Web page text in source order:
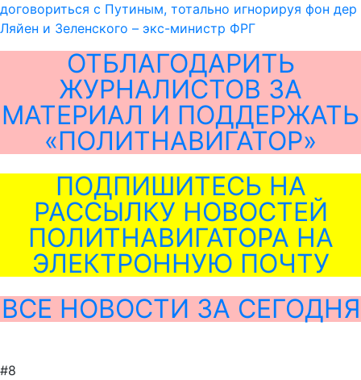
договориться с Путиным, тотально игнорируя фон дер
Ляйен и Зеленского – экс-министр ФРГ
ОТБЛАГОДАРИТЬ
ЖУРНАЛИСТОВ ЗА
МАТЕРИАЛ И ПОДДЕРЖАТЬ
«ПОЛИТНАВИГАТОР»
ПОДПИШИТЕСЬ НА
РАССЫЛКУ НОВОСТЕЙ
ПОЛИТНАВИГАТОРА НА
ЭЛЕКТРОННУЮ ПОЧТУ
ВСЕ НОВОСТИ ЗА СЕГОДНЯ
#8